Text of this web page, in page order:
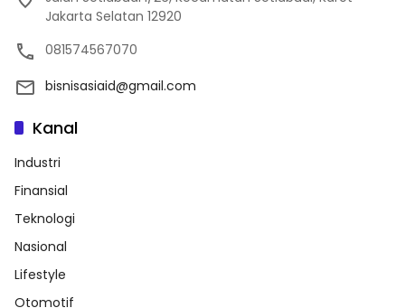
Jakarta Selatan 12920
081574567070
bisnisasiaid@gmail.com
Kanal
Industri
Finansial
Teknologi
Nasional
Lifestyle
Otomotif